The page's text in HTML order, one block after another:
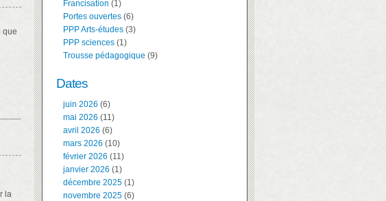
que
la
Francisation (1)
Portes ouvertes (6)
PPP Arts-études (3)
PPP sciences (1)
Trousse pédagogique (9)
Dates
juin 2026 (6)
mai 2026 (11)
avril 2026 (6)
mars 2026 (10)
février 2026 (11)
janvier 2026 (1)
décembre 2025 (1)
novembre 2025 (6)